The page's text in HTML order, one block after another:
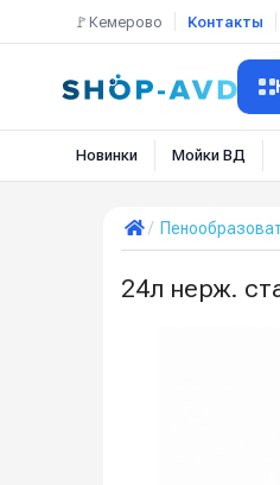
🚩Кемерово Контакты
Новинки Мойки ВД
24л нерж.